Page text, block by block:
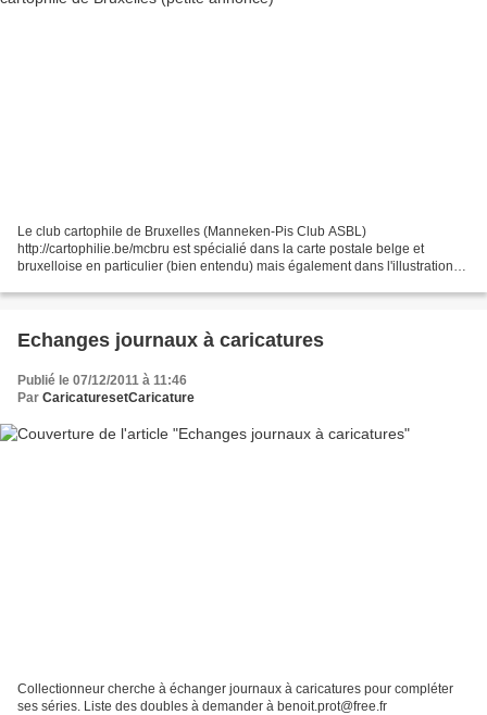
Le club cartophile de Bruxelles (Manneken-Pis Club ASBL)
http://cartophilie.be/mcbru est spécialié dans la carte postale belge et
bruxelloise en particulier (bien entendu) mais également dans l'illustration
Echanges journaux à caricatures
Publié le 07/12/2011 à 11:46
Par CaricaturesetCaricature
Collectionneur cherche à échanger journaux à caricatures pour compléter
ses séries. Liste des doubles à demander à benoit.prot@free.fr